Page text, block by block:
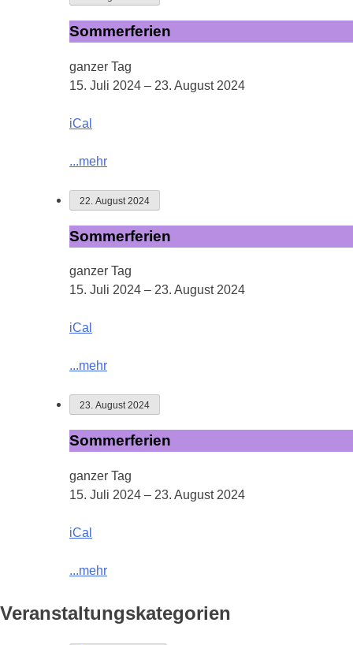
Sommerferien
Sommerferien
ganzer Tag
15. Juli 2024 – 23. August 2024
iCal
...mehr
22. August 2024
Sommerferien
Sommerferien
ganzer Tag
15. Juli 2024 – 23. August 2024
iCal
...mehr
23. August 2024
Sommerferien
Sommerferien
ganzer Tag
15. Juli 2024 – 23. August 2024
iCal
...mehr
Veranstaltungskategorien